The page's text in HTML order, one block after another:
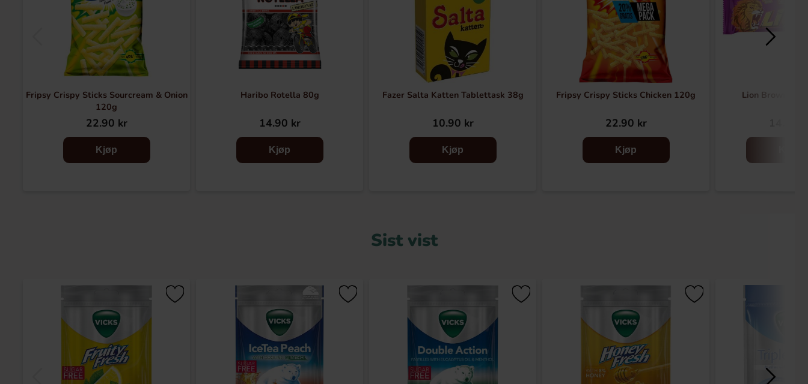
Fripsy Crispy Sticks Sourcream & Onion
120g
22.90 kr
Kjøp
Haribo Rotella 80g
14.90 kr
Kjøp
Fazer Salta Katten Tablettask 38g
10.90 kr
Kjøp
Fripsy Crispy Sticks Chicken 120g
22.90 kr
Kjøp
Lion Brownie
Sist vist